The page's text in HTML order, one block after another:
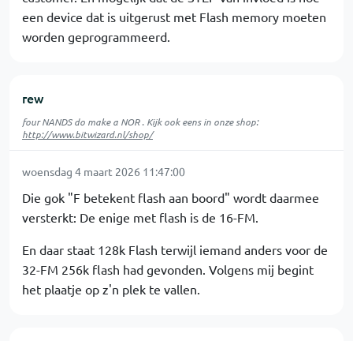
een device dat is uitgerust met Flash memory moeten
worden geprogrammeerd.
rew
four NANDS do make a NOR . Kijk ook eens in onze shop:
http://www.bitwizard.nl/shop/
woensdag 4 maart 2026 11:47:00
Die gok "F betekent flash aan boord" wordt daarmee
versterkt: De enige met flash is de 16-FM.
En daar staat 128k Flash terwijl iemand anders voor de
32-FM 256k flash had gevonden. Volgens mij begint
het plaatje op z'n plek te vallen.